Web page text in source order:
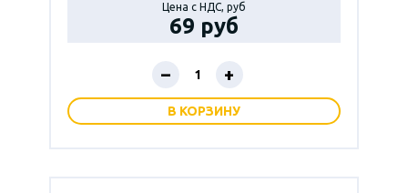
Цена с НДС, руб
69 руб
– +
В КОРЗИНУ